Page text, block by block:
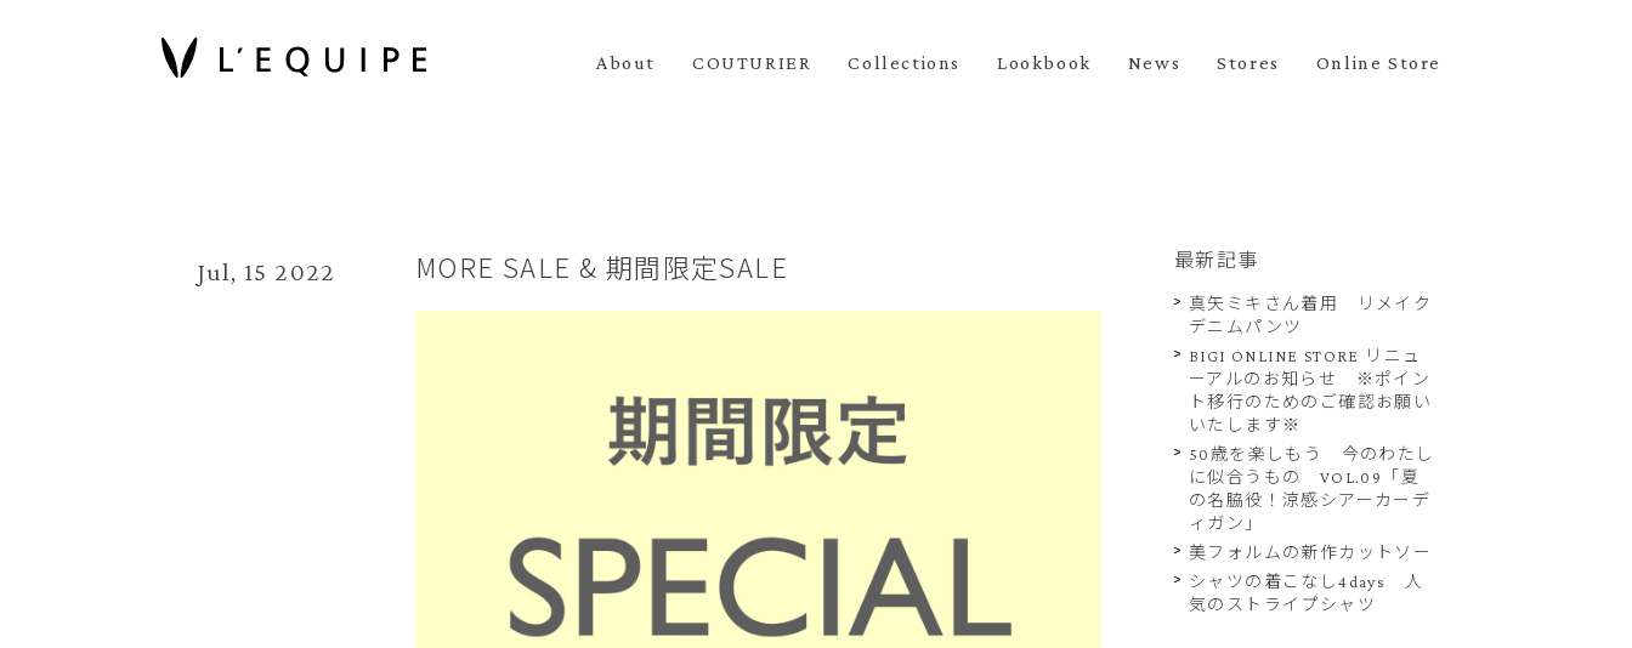
About COUTURIER Collections Lookbook News Stores Online Store
Jul, 15 2022 MORE SALE & 期間限定SALE 最新記事
真矢ミキさん着用 リメイク
デニムパンツ
BIGI ONLINE STORE リニュ
ーアルのお知らせ ※ポイン
ト移行のためのご確認お願い
いたします※
50歳を楽しもう 今のわたし
に似合うもの VOL.09「夏
の名脇役！涼感シアーカーデ
ィガン」
美フォルムの新作カットソー
シャツの着こなし4days 人
気のストライプシャツ